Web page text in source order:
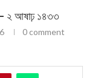
২ আষাঢ় ১৪৩৩
0 comment